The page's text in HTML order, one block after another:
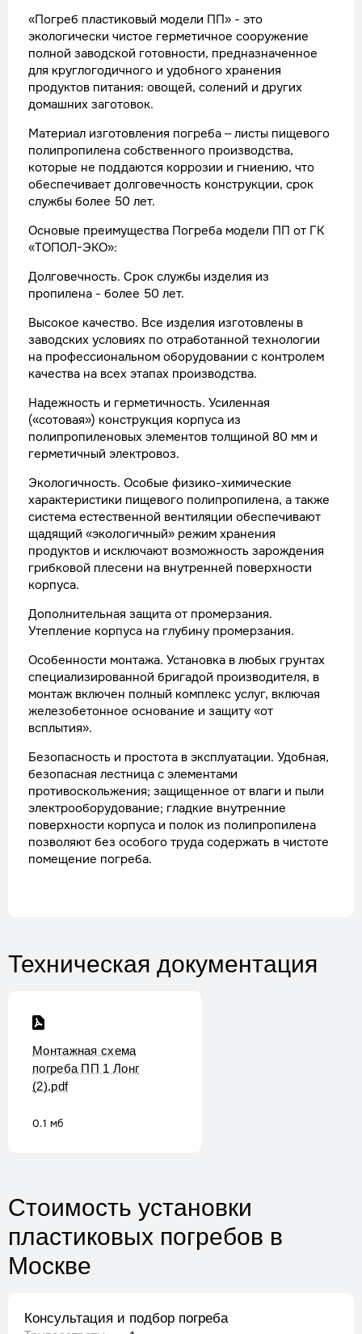
«Погреб пластиковый модели ПП» - это
экологически чистое герметичное сооружение
полной заводской готовности, предназначенное
для круглогодичного и удобного хранения
продуктов питания: овощей, солений и других
домашних заготовок.
Материал изготовления погреба – листы пищевого
полипропилена собственного производства,
которые не поддаются коррозии и гниению, что
обеспечивает долговечность конструкции, срок
службы более 50 лет.
Основые преимущества Погреба модели ПП от ГК
«ТОПОЛ-ЭКО»:
Долговечность. Срок службы изделия из
пропилена - более 50 лет.
Высокое качество. Все изделия изготовлены в
заводских условиях по отработанной технологии
на профессиональном оборудовании с контролем
качества на всех этапах производства.
Надежность и герметичность. Усиленная
(«сотовая») конструкция корпуса из
полипропиленовых элементов толщиной 80 мм и
герметичный электровоз.
Экологичность. Особые физико-химические
характеристики пищевого полипропилена, а также
система естественной вентиляции обеспечивают
щадящий «экологичный» режим хранения
продуктов и исключают возможность зарождения
грибковой плесени на внутренней поверхности
корпуса.
Дополнительная защита от промерзания.
Утепление корпуса на глубину промерзания.
Особенности монтажа. Установка в любых грунтах
специализированной бригадой производителя, в
монтаж включен полный комплекс услуг, включая
железобетонное основание и защиту «от
всплытия».
Безопасность и простота в эксплуатации. Удобная,
безопасная лестница с элементами
противоскольжения; защищенное от влаги и пыли
электрооборудование; гладкие внутренние
поверхности корпуса и полок из полипропилена
позволяют без особого труда содержать в чистоте
помещение погреба.
Техническая документация
Монтажная схема
погреба ПП 1 Лонг
(2).pdf
0.1 мб
Стоимость установки
пластиковых погребов в
Москве
Консультация и подбор погреба